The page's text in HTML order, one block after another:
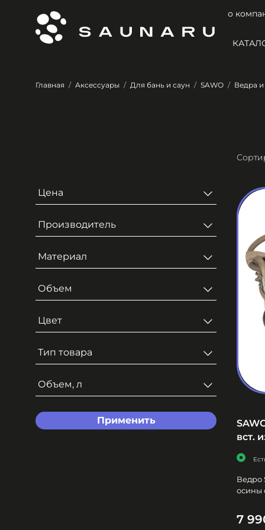
о
Главная Аксессуары Для бань и саун SAWO Ведра
вст.
Ведро
осины
7
Цена
Производитель
Материал
Объем
Цвет
Тип товара
Объем, л
Применить